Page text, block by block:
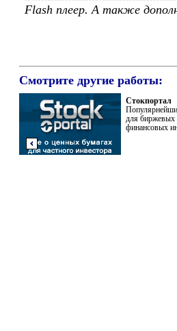
Flash плеер. А также
Смотрите другие работы:
Стокпортал
для биржевых
финансовых